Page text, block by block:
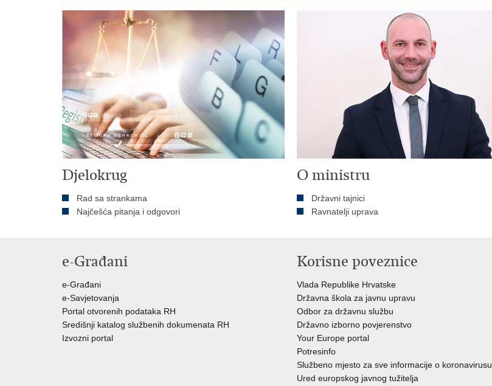
Djelokrug
Rad sa strankama
Najčešća pitanja i odgovori
O ministru
Državni tajnici
Ravnatelji uprava
e-Građani
e-Građani
e-Savjetovanja
Portal otvorenih podataka RH
Središnji katalog službenih dokumenata RH
Izvozni portal
Korisne poveznice
Vlada Republike Hrvatske
Državna škola za javnu upravu
Odbor za državnu službu
Državno izborno povjerenstvo
Your Europe portal
Potresinfo
Službeno mjesto za sve informacije o koronavirusu
Ured europskog javnog tužitelja